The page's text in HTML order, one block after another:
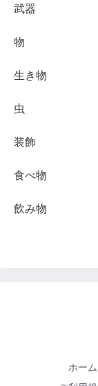
武器
物
生き物
虫
装飾
食べ物
飲み物
ホーム